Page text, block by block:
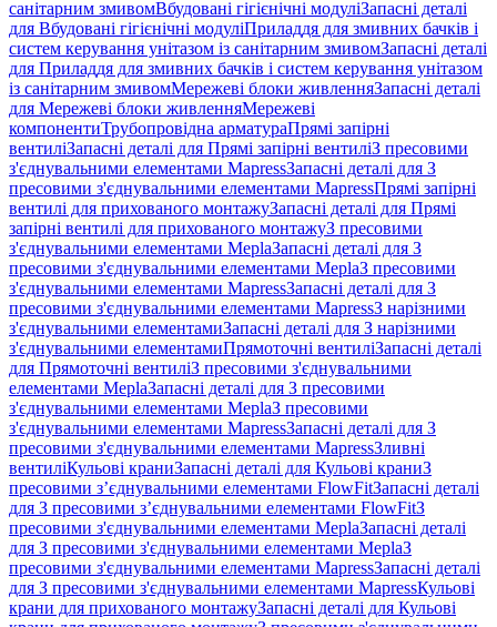
санітарним змивомВбудовані гігієнічні модуліЗапасні деталі
для Вбудовані гігієнічні модуліПриладдя для змивних бачків і
систем керування унітазом із санітарним змивомЗапасні деталі
для Приладдя для змивних бачків і систем керування унітазом
із санітарним змивомМережеві блоки живленняЗапасні деталі
для Мережеві блоки живленняМережеві
компонентиТрубопровідна арматураПрямі запірні
вентиліЗапасні деталі для Прямі запірні вентиліЗ пресовими
з'єднувальними елементами MapressЗапасні деталі для З
пресовими з'єднувальними елементами MapressПрямі запірні
вентилі для прихованого монтажуЗапасні деталі для Прямі
запірні вентилі для прихованого монтажуЗ пресовими
з'єднувальними елементами MeplaЗапасні деталі для З
пресовими з'єднувальними елементами MeplaЗ пресовими
з'єднувальними елементами MapressЗапасні деталі для З
пресовими з'єднувальними елементами MapressЗ нарізними
з'єднувальними елементамиЗапасні деталі для З нарізними
з'єднувальними елементамиПрямоточні вентиліЗапасні деталі
для Прямоточні вентиліЗ пресовими з'єднувальними
елементами MeplaЗапасні деталі для З пресовими
з'єднувальними елементами MeplaЗ пресовими
з'єднувальними елементами MapressЗапасні деталі для З
пресовими з'єднувальними елементами MapressЗливні
вентиліКульові краниЗапасні деталі для Кульові краниЗ
пресовими з’єднувальними елементами FlowFitЗапасні деталі
для З пресовими з’єднувальними елементами FlowFitЗ
пресовими з'єднувальними елементами MeplaЗапасні деталі
для З пресовими з'єднувальними елементами MeplaЗ
пресовими з'єднувальними елементами MapressЗапасні деталі
для З пресовими з'єднувальними елементами MapressКульові
крани для прихованого монтажуЗапасні деталі для Кульові